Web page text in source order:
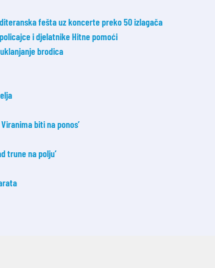
fešta uz koncerte preko 50 izlagača
i djelatnike Hitne pomoći
brodica
biti na ponos’
trune na polju’